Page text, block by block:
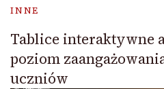
INNE
Tablice interaktywne
poziom
uczniów